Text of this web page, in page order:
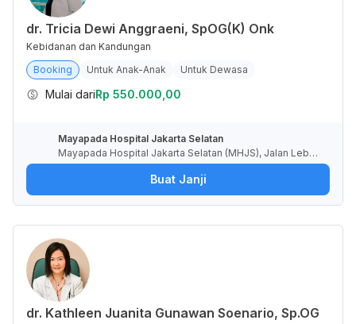
dr. Tricia Dewi Anggraeni, SpOG(K) Onk
Kebidanan dan Kandungan
Booking
Untuk Anak-Anak Untuk Dewasa
Mulai dariRp 550.000,00
Mayapada Hospital Jakarta Selatan
Mayapada Hospital Jakarta Selatan (MHJS), Jalan Lebak
Bulus I, RT.6/RW.4, Lebak Bulus, Kota Jakarta Selatan, Da
erah Khusus Ibukota Jakarta, Indonesia
Buat Janji
dr. Kathleen Juanita Gunawan Soenario, Sp.OG